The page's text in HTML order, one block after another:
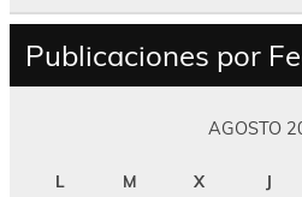
Publicaciones por
AGOSTO
L M X J